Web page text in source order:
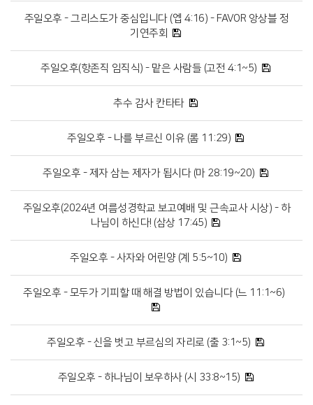
주일오후 - 그리스도가 중심입니다 (엡 4:16) - FAVOR 앙상블 정
기연주회
주일오후(항존직 임직식) - 맡은 사람들 (고전 4:1~5)
추수 감사 칸타타
주일오후 - 나를 부르신 이유 (롬 11:29)
주일오후 - 제자 삼는 제자가 됩시다 (마 28:19~20)
주일오후(2024년 여름성경학교 보고예배 및 근속교사 시상) - 하
나님이 하신다! (삼상 17:45)
주일오후 - 사자와 어린양 (계 5:5~10)
주일오후 - 모두가 기피할 때 해결 방법이 있습니다 (느 11:1~6)
주일오후 - 신을 벗고 부르심의 자리로 (출 3:1~5)
주일오후 - 하나님이 보우하사 (시 33:8~15)